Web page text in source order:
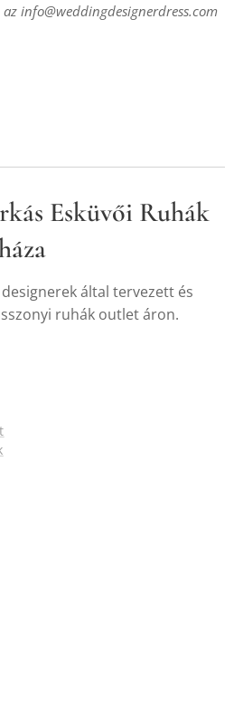
az info@weddingdesignerdress.com
Esküvői Ruhák
által tervezett és
ruhák outlet áron.